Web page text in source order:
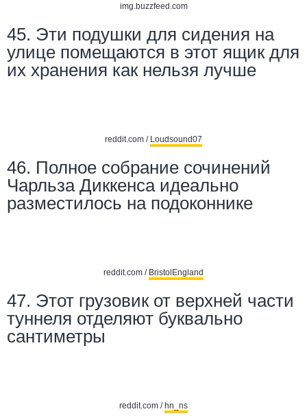
img.buzzfeed.com
45. Эти подушки для сидения на
улице помещаются в этот ящик для
их хранения как нельзя лучше
reddit.com / Loudsound07
46. Полное собрание сочинений
Чарльза Диккенсаидеально
разместилось на подоконнике
reddit.com / BristolEngland
47. Этот грузовик от верхней части
туннеля отделяют буквально
сантиметры
reddit.com /hn_ns